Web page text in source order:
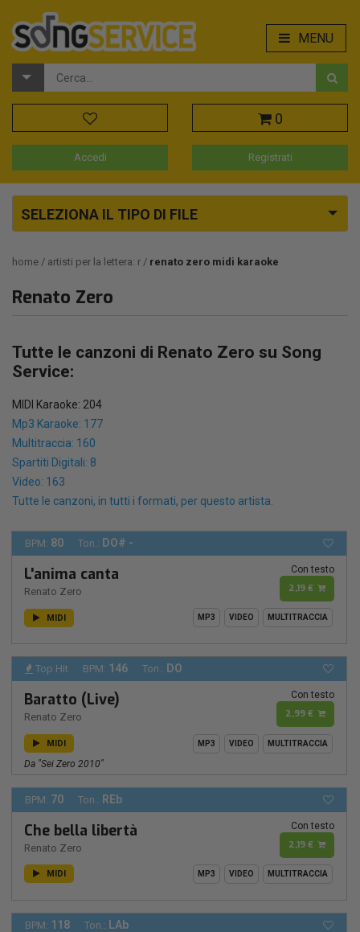
MENU
0
Accedi Registrati
SELEZIONA IL TIPO DI FILE
home artisti per la lettera: r renato zero midi karaoke
Renato Zero
Tutte le canzoni di Renato Zero su Song
Service:
MIDI Karaoke: 204
Mp3 Karaoke: 177
Multitraccia: 160
Spartiti Digitali: 8
Video: 163
Tutte le canzoni, in tutti i formati, per questo artista.
BPM: 80 Ton.: DO# -
L'anima canta
Renato Zero
Con testo
2,19 €
MIDI MP3 VIDEO MULTITRACCIA
Top Hit BPM: 146 Ton.: DO
Baratto (Live)
Renato Zero
Con testo
2,99 €
MIDI MP3 VIDEO MULTITRACCIA
Da "Sei Zero 2010"
BPM: 70 Ton.: REb
Che bella libertà
Renato Zero
Con testo
2,19 €
MIDI MP3 VIDEO MULTITRACCIA
BPM: 118 Ton.: LAb